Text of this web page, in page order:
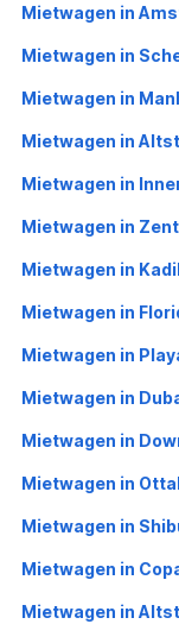
Mietwagen in
Mietwagen in
Mietwagen in
Mietwagen in
Mietwagen in
Mietwagen in
Mietwagen in
Mietwagen in
Mietwagen in
Mietwagen in
Mietwagen in
Mietwagen in
Mietwagen in
Mietwagen in
Mietwagen in